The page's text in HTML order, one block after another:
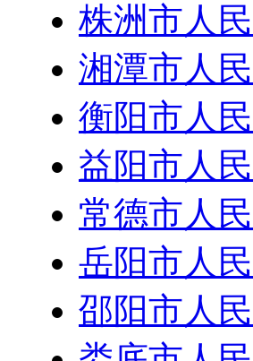
株洲市人
湘潭市人
衡阳市人
益阳市人
常德市人
岳阳市人
邵阳市人